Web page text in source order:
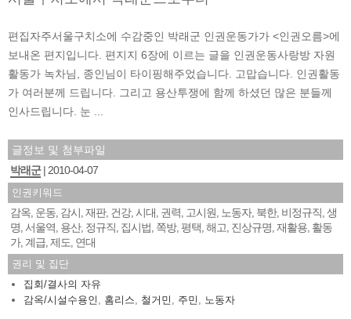
편집자주서울구치소에 수감중인 박래군 인권운동가가 <인권오름>에
보내온 편지입니다. 편지지 6장에 이르는 글을 인권운동사랑방 자원
활동가 녹차님, 종인님이 타이핑해주었습니다. 고맙습니다. 인권활동
가 여러분께 드립니다. 그리고 용산투쟁에 함께 하셨던 많은 분들께
인사드립니다. 눈 ...
글정보 및 첨부파일
박래군
2010-04-07
인권키워드
감옥 운동 감시 재판, 건강, 시대 권력 고시원 노동자, 북한, 비정규직 생
명 서울역 용산, 정규직 집시법 쪽방, 평택 해고 진상규명 재활용 활동
가, 계급 제도 연대
권리 및 집단
집회/결사의 자유
감옥/시설수용인
홈리스 철거민 주민 노동자